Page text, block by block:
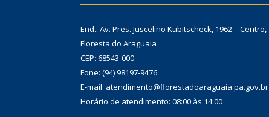
End.: Av. Pres. Juscelino Kubitscheck, 1962 – Centro,
Floresta do Araguaia
CEP: 68543-000
Fone: (94) 98197-9476
E-mail: atendimento@florestadoaraguaia.pa.gov.br
Horário de atendimento: 08:00 às 14:00